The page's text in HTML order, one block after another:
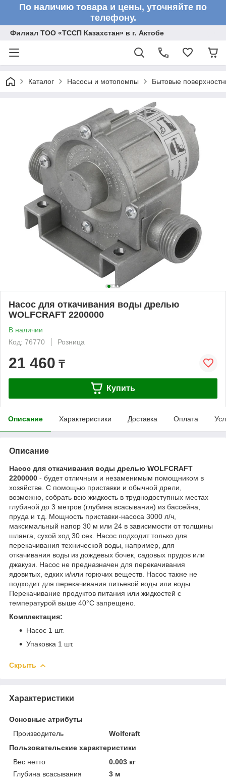
По наличию товара и цены, уточняйте по
телефону.
Филиал ТОО «ТССП Казахстан» в г. Актобе
Каталог Насосы и мотопомпы Бытовые
Насос для откачивания воды дрелью
WOLFCRAFT 2200000
В наличии
Код: 76770
Розница
21 460 ₸
Купить
Описание Характеристики Доставка Оплата
Описание
Насос для откачивания воды дрелью WOLFCRAFT
2200000 - будет отличным и незаменимым помощником в
хозяйстве. С помощью приставки и обычной дрели,
возможно, собрать всю жидкость в труднодоступных местах
глубиной до 3 метров (глубина всасывания) из бассейна,
пруда и т.д. Мощность приставки-насоса 3000 л/ч,
максимальный напор 30 м или 24 в зависимости от толщины
шланга, сухой ход 30 сек. Насос подходит только для
перекачивания технической воды, например, для
откачивания воды из дождевых бочек, садовых прудов или
джакузи. Насос не предназначен для перекачивания
ядовитых, едких и/или горючих веществ. Насос также не
подходит для перекачивания питьевой воды или воды.
Перекачивание продуктов питания или жидкостей с
температурой выше 40°C запрещено.
Комплектация:
Насос 1 шт.
Упаковка 1 шт.
Скрыть
Характеристики
Основные атрибуты
Производитель
Wolfcraft
Пользовательские характеристики
Вес нетто
0.003 кг
Глубина всасывания
3 м